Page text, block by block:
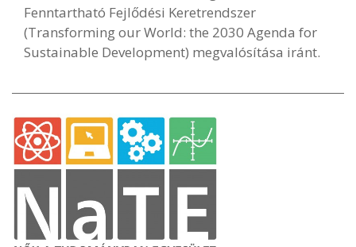
Fenntartható Fejlődési Keretrendszer
(Transforming our World: the 2030 Agenda for
Sustainable Development) megvalósítása iránt.